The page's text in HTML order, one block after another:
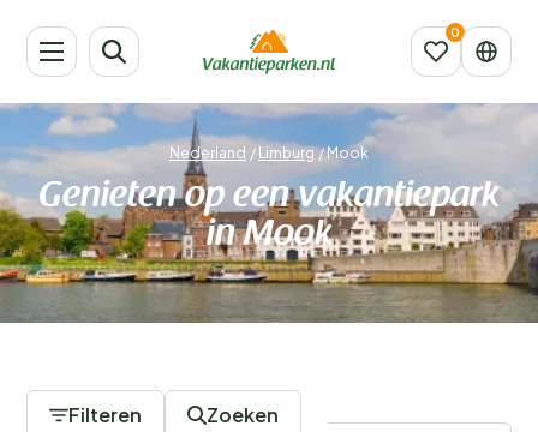
Nederland / Limburg/Mook
Genieten op een vakantiepark
in Mook
Filteren Zoeken